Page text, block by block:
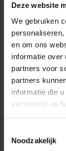
Deze website
We gebruiken
en om ons
informatie over
partners voor
partners
informatie die
verzameld op
Noodzakelijk
Wat te
Voel je je
kalm en
buiten.
Merk je dat
Probeer
bel 112.